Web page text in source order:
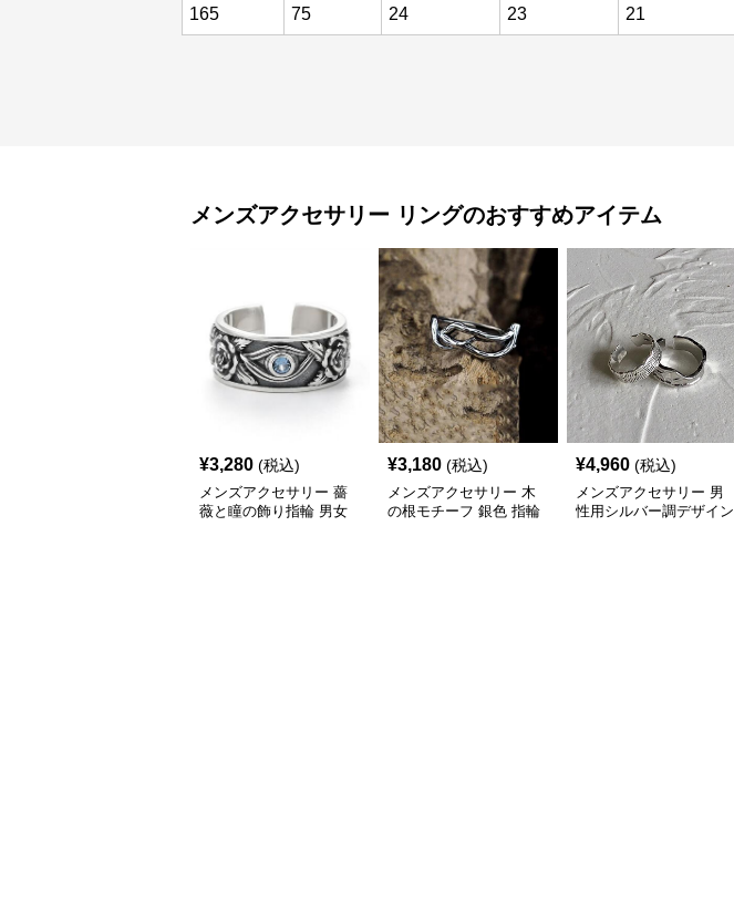
165 75 24 23 21
メンズアクセサリー リングのおすすめアイテム
¥3,280 (税込)
メンズアクセサリー 薔
薇と瞳の飾り指輪 男女
¥3,180 (税込)
メンズアクセサリー 木
の根モチーフ 銀色 指輪
¥4,960 (税込)
メンズアクセサリー 男
性用シルバー調デザイン